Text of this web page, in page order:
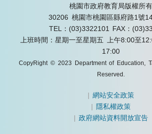
桃園市政府教育局版權所有
30206 桃園市桃園區縣府路1號
TEL：(03)3322101
FAX：
上班時間：星期一至星期五 上午8:00至
17:00
CopyRight © 2023 Department of Education,
Reserved.
|網站安全政策
|隱私權政策
|政府網站資料開放宣告